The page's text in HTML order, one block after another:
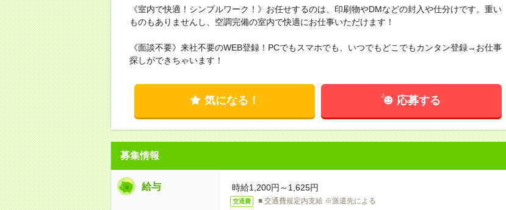
《室内で快適！シンプルワーク！》お任せするのは、印刷物やDMなどの封入や仕分けです。重い
ものもありませんし、空調完備の室内で快適にお仕事いただけます！
《面談不要》来社不要のWEB登録！PCでもスマホでも、いつでもどこでもカンタン登録→お仕事
探しができちゃいます！
気になる！ 応募する
募集情報
給与 時給1,200円～1,625円
交通費 ■ 交通費規定内支給 ※派遣先による